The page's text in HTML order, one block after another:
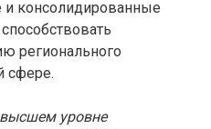
консолидированные
регионального
сфере.
уровне